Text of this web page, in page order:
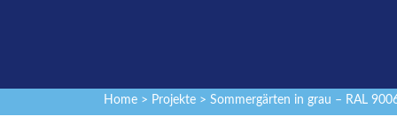
Home > Projekte > Sommergärten in grau – RAL